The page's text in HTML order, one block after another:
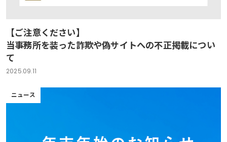
【ご注意ください】
当事務所を装った詐欺や偽サイトへの不正掲載につい
て
2025.09.11
ニュース